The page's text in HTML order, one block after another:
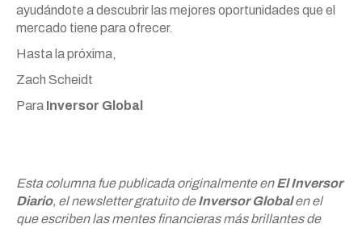
ayudándote a descubrir las mejores oportunidades que el
mercado tiene para ofrecer.
Hasta la próxima,
Zach Scheidt
Para Inversor Global
Esta columna fue publicada originalmente enEl Inversor
Diario, el newsletter gratuito deInversor Globalen el
que escriben las mentes financieras más brillantes de